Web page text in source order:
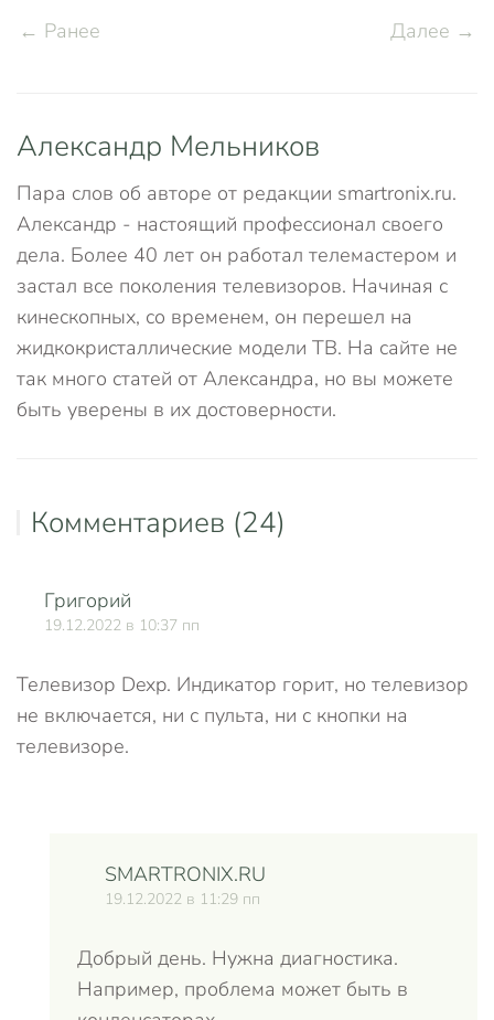
← Ранее Далее →
Александр Мельников
Пара слов об авторе от редакции smartronix.ru.
Александр - настоящий профессионал своего
дела. Более 40 лет он работал телемастером и
застал все поколения телевизоров. Начиная с
кинескопных, со временем, он перешел на
жидкокристаллические модели ТВ. На сайте не
так много статей от Александра, но вы можете
быть уверены в их достоверности.
Комментариев (24)
Григорий
19.12.2022 в 10:37 пп
Телевизор Dexp. Индикатор горит, но телевизор
не включается, ни с пульта, ни с кнопки на
телевизоре.
SMARTRONIX.RU
19.12.2022 в 11:29 пп
Добрый день. Нужна диагностика.
Например, проблема может быть в